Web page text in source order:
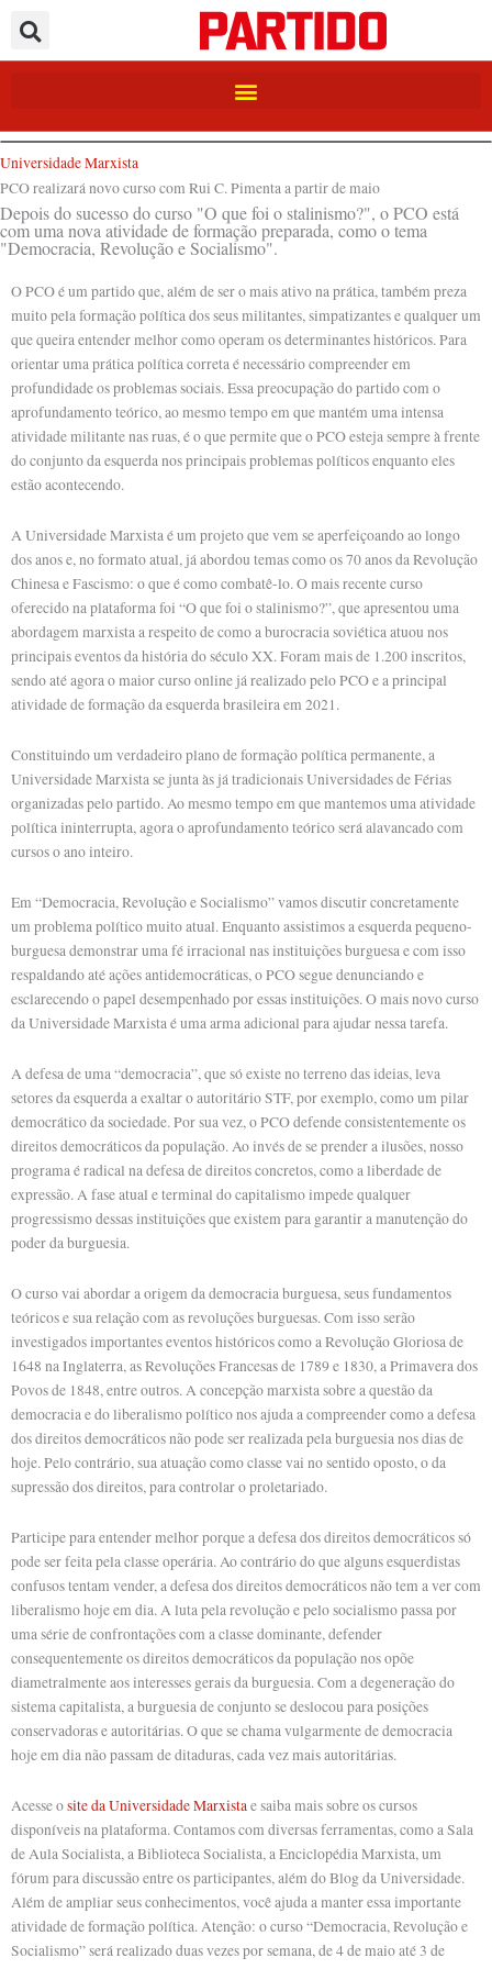
para
o
Universidade Marxista
PCO realizará novo curso com Rui C. Pimenta a partir de maio
Depois do sucesso do curso "O que foi o stalinismo?", o PCO está
com uma nova atividade de formação preparada, como o tema
"Democracia, Revolução e Socialismo".
O PCO é um partido que, além de ser o mais ativo na prática, também preza
muito pela formação política dos seus militantes, simpatizantes e qualquer um
que queira entender melhor como operam os determinantes históricos. Para
orientar uma prática política correta é necessário compreender em
profundidade os problemas sociais. Essa preocupação do partido com o
aprofundamento teórico, ao mesmo tempo em que mantém uma intensa
atividade militante nas ruas, é o que permite que o PCO esteja sempre à frente
do conjunto da esquerda nos principais problemas políticos enquanto eles
estão acontecendo.
A Universidade Marxista é um projeto que vem se aperfeiçoando ao longo
dos anos e, no formato atual, já abordou temas como os 70 anos da Revolução
Chinesa e Fascismo: o que é como combatê-lo. O mais recente curso
oferecido na plataforma foi “O que foi o stalinismo?”, que apresentou uma
abordagem marxista a respeito de como a burocracia soviética atuou nos
principais eventos da história do século XX. Foram mais de 1.200 inscritos,
sendo até agora o maior curso online já realizado pelo PCO e a principal
atividade de formação da esquerda brasileira em 2021.
Constituindo um verdadeiro plano de formação política permanente, a
Universidade Marxista se junta às já tradicionais Universidades de Férias
organizadas pelo partido. Ao mesmo tempo em que mantemos uma atividade
política ininterrupta, agora o aprofundamento teórico será alavancado com
cursos o ano inteiro.
Em “Democracia, Revolução e Socialismo” vamos discutir concretamente
um problema político muito atual. Enquanto assistimos a esquerda pequeno-
burguesa demonstrar uma fé irracional nas instituições burguesa e com isso
respaldando até ações antidemocráticas, o PCO segue denunciando e
esclarecendo o papel desempenhado por essas instituições. O mais novo curso
da Universidade Marxista é uma arma adicional para ajudar nessa tarefa.
A defesa de uma “democracia”, que só existe no terreno das ideias, leva
setores da esquerda a exaltar o autoritário STF, por exemplo, como um pilar
democrático da sociedade. Por sua vez, o PCO defende consistentemente os
direitos democráticos da população. Ao invés de se prender a ilusões, nosso
programa é radical na defesa de direitos concretos, como a liberdade de
expressão. A fase atual e terminal do capitalismo impede qualquer
progressismo dessas instituições que existem para garantir a manutenção do
poder da burguesia.
O curso vai abordar a origem da democracia burguesa, seus fundamentos
teóricos e sua relação com as revoluções burguesas. Com isso serão
investigados importantes eventos históricos como a Revolução Gloriosa de
1648 na Inglaterra, as Revoluções Francesas de 1789 e 1830, a Primavera dos
Povos de 1848, entre outros. A concepção marxista sobre a questão da
democracia e do liberalismo político nos ajuda a compreender como a defesa
dos direitos democráticos não pode ser realizada pela burguesia nos dias de
hoje. Pelo contrário, sua atuação como classe vai no sentido oposto, o da
supressão dos direitos, para controlar o proletariado.
Participe para entender melhor porque a defesa dos direitos democráticos só
pode ser feita pela classe operária. Ao contrário do que alguns esquerdistas
confusos tentam vender, a defesa dos direitos democráticos não tem a ver com
liberalismo hoje em dia. A luta pela revolução e pelo socialismo passa por
uma série de confrontações com a classe dominante, defender
consequentemente os direitos democráticos da população nos opõe
diametralmente aos interesses gerais da burguesia. Com a degeneração do
sistema capitalista, a burguesia de conjunto se deslocou para posições
conservadoras e autoritárias. O que se chama vulgarmente de democracia
hoje em dia não passam de ditaduras, cada vez mais autoritárias.
Acesse osite da Universidade Marxista e saiba mais sobre os cursos
disponíveis na plataforma. Contamos com diversas ferramentas, como a Sala
de Aula Socialista, a Biblioteca Socialista, a Enciclopédia Marxista, um
fórum para discussão entre os participantes, além do Blog da Universidade.
Além de ampliar seus conhecimentos, você ajuda a manter essa importante
atividade de formação política. Atenção: o curso “Democracia, Revolução e
Socialismo” será realizado duas vezes por semana, de 4 de maio até 3 de